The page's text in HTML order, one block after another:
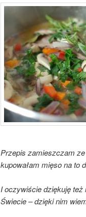
Przepis zamieszczam
kupowałam mięso na to
I oczywiście dziękuję też
Świecie – dzięki nim